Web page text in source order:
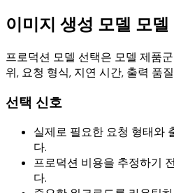
이미지 생성 모델 모델
프로덕션 모델 선택은 모델 제품
위, 요청 형식, 지연 시간, 출력 품
선택 신호
실제로 필요한 요청 형태와
다.
프로덕션 비용을 추정하기
다.